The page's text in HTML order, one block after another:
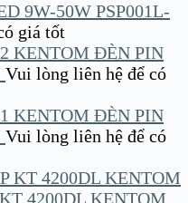
9W-50W PSP001L-
giá tốt
ĐÈN PIN
Vui lòng liên hệ để có
ĐÈN PIN
Vui lòng liên hệ để có
4200DL KENTOM